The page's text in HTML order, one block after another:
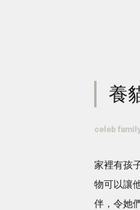
養
celeb
家裡有孩
物可以讓
伴，令她